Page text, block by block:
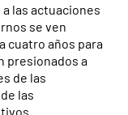
las actuaciones
se ven
cuatro años para
presionados a
de las
las